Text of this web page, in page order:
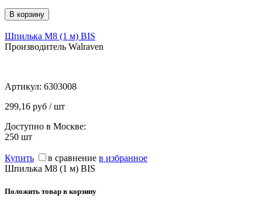
Шпилька М8 (1 м) BIS
Производитель Walraven
Артикул: 6303008
299,16 руб / шт
Доступно в Москве:
250 шт
Купить в сравнение в избранное
Шпилька М8 (1 м) BIS
Положить товар в корзину